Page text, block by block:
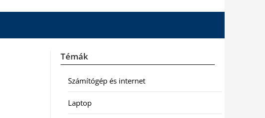
Témák
Számítógép és internet
Laptop